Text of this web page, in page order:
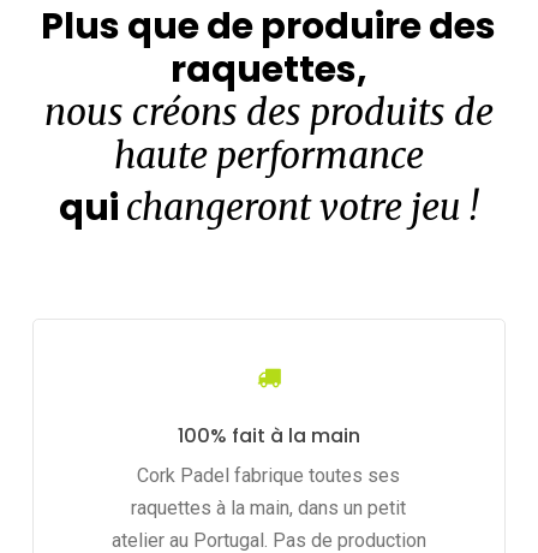
Plus que de produire des
raquettes,
nous créons des produits de
haute performance
qui changeront votre jeu !
100% fait à la main
Cork Padel fabrique toutes ses
raquettes à la main, dans un petit
atelier au Portugal. Pas de production